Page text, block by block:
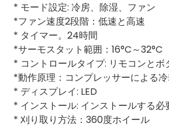
* モード設定: 冷房、除湿、ファン
*ファン速度2段階：低速と高速
* タイマー。24時間
*サーモスタット範囲：16°C～32°C
* コントロールタイプ: リモコンとボ
*動作原理：コンプレッサーによる
* ディスプレイ: LED
* インストール: インストールする必
* 刈り取り方法：360度ホイール